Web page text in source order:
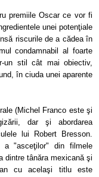
premiile Oscar ce vor fi
unei potenţiale
riscurile de a cădea în
condamnabil al foarte
un stil cât mai obiectiv,
în ciuda unei aparente
(Michel Franco este şi
dar şi abordarea
lui Robert Bresson.
a "asceţilor" din filmele
dintre tânăra mexicană şi
cu acelaşi titlu este